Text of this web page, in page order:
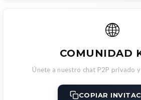
🌐
COMUNIDAD
Únete a nuestro chat P2P privado
COPIAR